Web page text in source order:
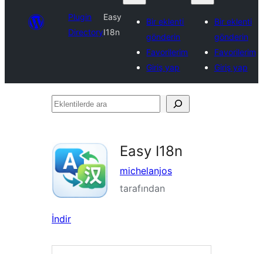
Plugin
Directory
Easy
I18n
Bir eklenti
gönderin
Favorilerim
Giriş yap
Bir eklenti
gönderin
Favorilerim
Giriş yap
Eklentilerde
Easy I18n
michelanjos
tarafından
İndir